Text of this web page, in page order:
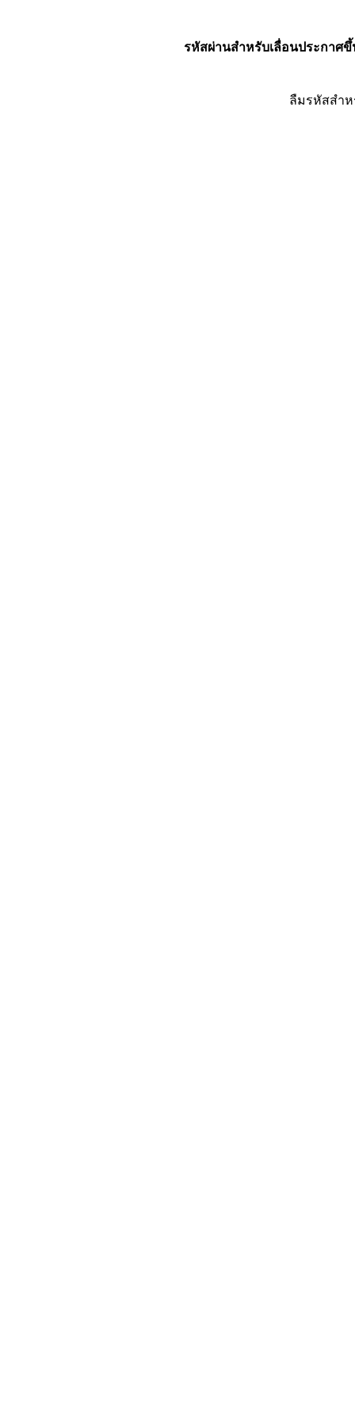
รหัสผ่านสำหรับเลื่อนประกาศขึ้
ลืมรหัสสำ